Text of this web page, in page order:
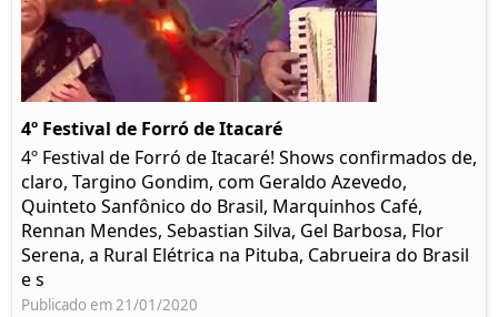
4º Festival de Forró de Itacaré
4º Festival de Forró de Itacaré! Shows confirmados de,
claro, Targino Gondim, com Geraldo Azevedo,
Quinteto Sanfônico do Brasil, Marquinhos Café,
Rennan Mendes, Sebastian Silva, Gel Barbosa, Flor
Serena, a Rural Elétrica na Pituba, Cabrueira do Brasil
e s
Publicado em 21/01/2020